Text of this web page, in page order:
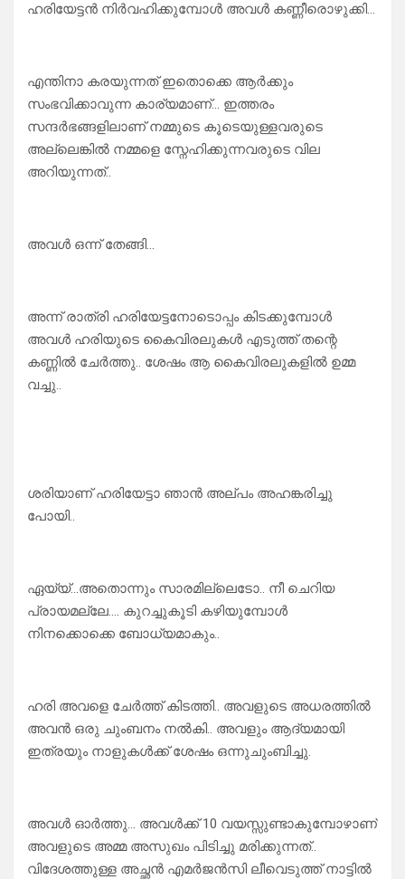
ഹരിയേട്ടൻ നിർവഹിക്കുമ്പോൾ അവൾ കണ്ണീരൊഴുക്കി…
എന്തിനാ കരയുന്നത് ഇതൊക്കെ ആർക്കും
സംഭവിക്കാവുന്ന കാര്യമാണ്… ഇത്തരം
സന്ദർഭങ്ങളിലാണ് നമ്മുടെ കൂടെയുള്ളവരുടെ
അല്ലെങ്കിൽ നമ്മളെ സ്നേഹിക്കുന്നവരുടെ വില
അറിയുന്നത്..
അവൾ ഒന്ന് തേങ്ങി…
അന്ന് രാത്രി ഹരിയേട്ടനോടൊപ്പം കിടക്കുമ്പോൾ
അവൾ ഹരിയുടെ കൈവിരലുകൾ എടുത്ത് തന്റെ
കണ്ണിൽ ചേർത്തു.. ശേഷം ആ കൈവിരലുകളിൽ ഉമ്മ
വച്ചു..
ശരിയാണ് ഹരിയേട്ടാ ഞാൻ അല്പം അഹങ്കരിച്ചു
പോയി..
ഏയ്യ്…അതൊന്നും സാരമില്ലെടോ.. നീ ചെറിയ
പ്രായമല്ലേ…. കുറച്ചുകൂടി കഴിയുമ്പോൾ
നിനക്കൊക്കെ ബോധ്യമാകും..
ഹരി അവളെ ചേർത്ത് കിടത്തി.. അവളുടെ അധരത്തിൽ
അവൻ ഒരു ചുംബനം നൽകി.. അവളും ആദ്യമായി
ഇത്രയും നാളുകൾക്ക് ശേഷം ഒന്നുചുംബിച്ചു.
അവൾ ഓർത്തു… അവൾക്ക് 10 വയസ്സുണ്ടാകുമ്പോഴാണ്
അവളുടെ അമ്മ അസുഖം പിടിച്ചു മരിക്കുന്നത്..
വിദേശത്തുള്ള അച്ഛൻ എമർജൻസി ലീവെടുത്ത് നാട്ടിൽ